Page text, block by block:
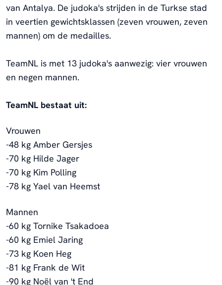
van Antalya. De judoka's strijden in de Turkse stad
in veertien gewichtsklassen (zeven vrouwen, zeven
mannen) om de medailles.
TeamNL is met 13 judoka's aanwezig: vier vrouwen
en negen mannen.
TeamNL bestaat uit:
Vrouwen
-48 kg Amber Gersjes
-70 kg Hilde Jager
-70 kg Kim Polling
-78 kg Yael van Heemst
Mannen
-60 kg Tornike Tsakadoea
-60 kg Emiel Jaring
-73 kg Koen Heg
-81 kg Frank de Wit
-90 kg Noël van 't End